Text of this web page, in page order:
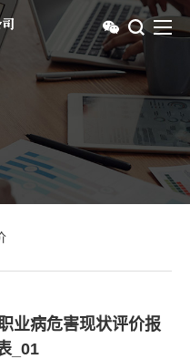
业病危害现状评价报
_01